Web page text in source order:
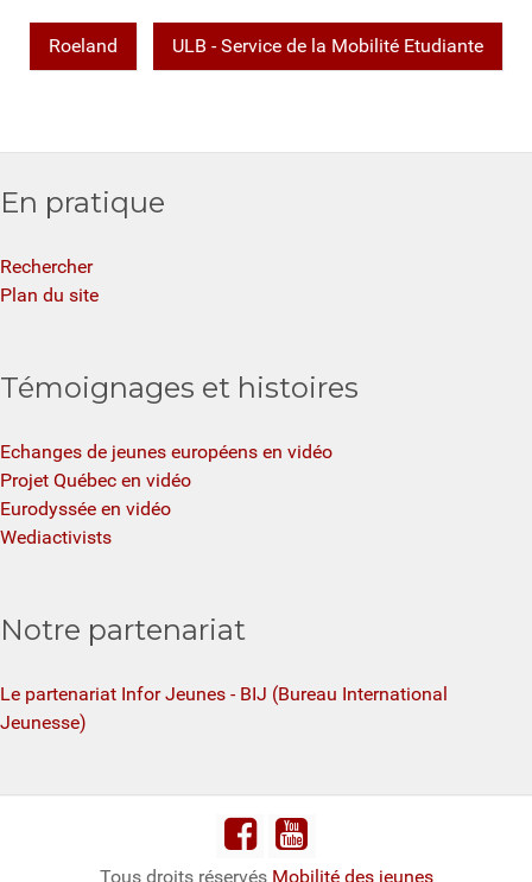
Roeland ULB - Service de la Mobilité Etudiante
En pratique
Rechercher
Plan du site
Témoignages et histoires
Echanges de jeunes européens en vidéo
Projet Québec en vidéo
Eurodyssée en vidéo
Wediactivists
Notre partenariat
Le partenariat Infor Jeunes - BIJ (Bureau International
Jeunesse)
Tous droits réservés Mobilité des jeunes